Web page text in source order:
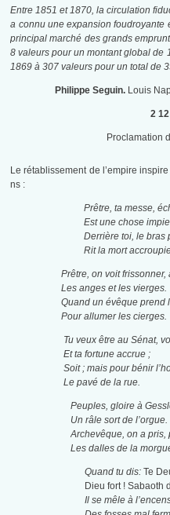
Entre 1851 et 1870, la circulation
a connu une expansion foudroyante
principal marché des grands
8 valeurs pour un montant global de
1869 à 307 valeurs pour un total de
Philippe Seguin. Louis
2
Proclamation
Le rétablissement de l’empire
ns :
Prêtre, ta messe,
Est une chose
Derrière toi, le bras
Rit la mort
Prêtre, on voit frissonner,
Les anges et les vierges.
Quand un évêque prend
Pour allumer les cierges.
Tu veux être au Sénat,
Et ta fortune accrue ;
Soit ; mais pour bénir
Le pavé de la rue.
Peuples, gloire à
Un râle sort de l’orgue.
Archevêque, on a pris,
Les dalles de la
Quand tu dis: Te
Dieu fort ! Sabaoth
Il se mêle à